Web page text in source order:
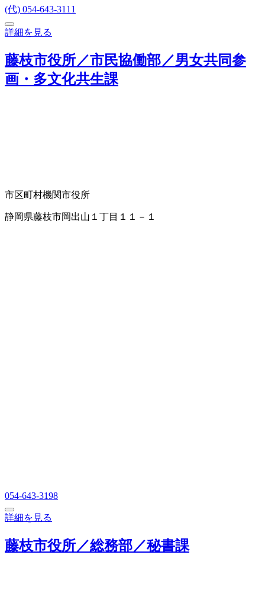
(代) 054-643-3111
詳細を見る
藤枝市役所／市民協働部／男女共同参
画・多文化共生課
市区町村機関市役所
静岡県藤枝市岡出山１丁目１１－１
054-643-3198
詳細を見る
藤枝市役所／総務部／秘書課